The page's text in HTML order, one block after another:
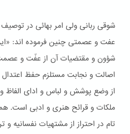
شوقی ربانی ولی امر بهائی در
عفت و عصمتی چنین فرموده اند:
شؤون و مقتضیات آن از عفّت و
اصالت و نجابت مستلزم حفظ
از وضع پوشش و لباس و ادای الفاظ و
ملکات و قرائح هنری و ادبی است.
تام در احتراز از مشتهیات نفسانیه و